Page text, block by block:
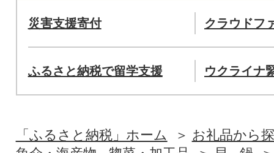
災害支援寄付 クラウドフ
ふるさと納税で留学支援 ウクライナ
「ふるさと納税」ホーム
お礼品から